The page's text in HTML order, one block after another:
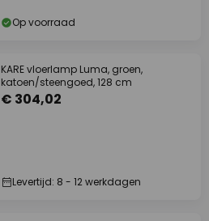
Op voorraad
KARE vloerlamp Luma, groen,
katoen/steengoed, 128 cm
€ 304,02
Levertijd: 8 - 12 werkdagen